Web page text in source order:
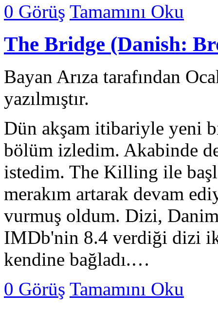
0 Görüş Tamamını Oku
The Bridge (Danish:
Bayan Arıza tarafından
yazılmıştır.
Dün akşam itibariyle yeni
bölüm izledim. Akabinde
istedim. The Killing ile
merakım artarak devam
vurmuş oldum. Dizi,
IMDb'nin 8.4 verdiği dizi
kendine bağladı.…
0 Görüş Tamamını Oku